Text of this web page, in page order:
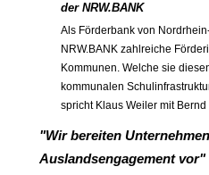
der NRW.BANK
Als Förderbank von
NRW.BANK zahlreiche
Kommunen. Welche sie
kommunalen
spricht Klaus Weiler mit
"Wir bereiten
Auslandsengagement vor"